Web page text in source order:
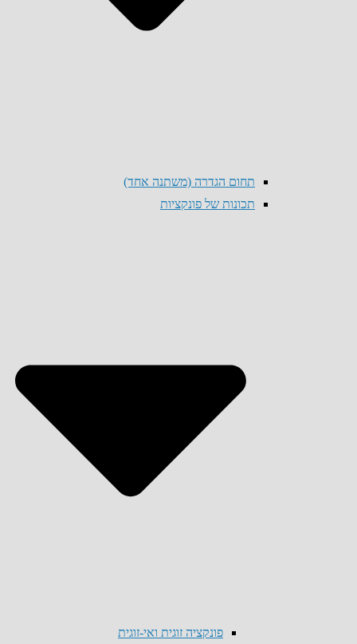
תחום הגדרה (משתנה אחד)
תכונות של פונקציות
פונקציה זוגית ואי-זוגית